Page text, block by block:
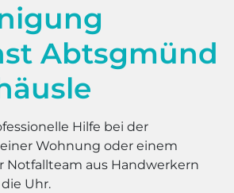
Abtsgmünd
Hilfe bei der
Wohnung oder einem
Notfallteam aus Handwerkern
Uhr.